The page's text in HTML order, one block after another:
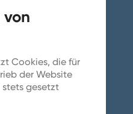
Cookies, die für
der Website
gesetzt
-